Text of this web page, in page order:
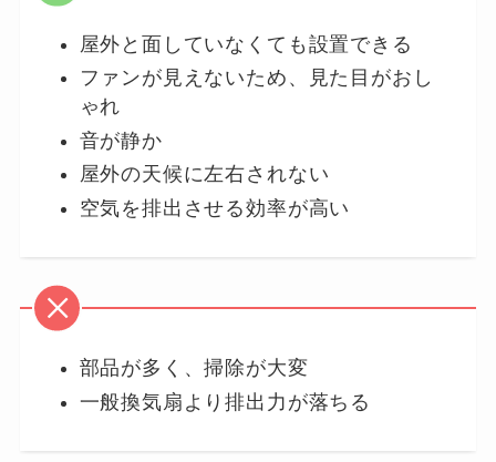
屋外と面していなくても設置できる
ファンが見えないため、見た目がおし
ゃれ
音が静か
屋外の天候に左右されない
空気を排出させる効率が高い
部品が多く、掃除が大変
一般換気扇より排出力が落ちる